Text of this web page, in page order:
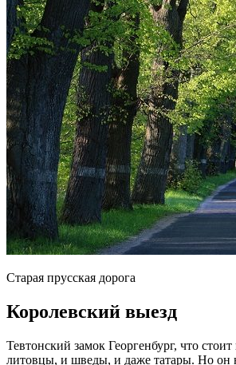
Старая прусская дорога
Королевский выезд
Тевтонский замок Георгенбург, что
литовцы, и шведы, и даже татары. Но он